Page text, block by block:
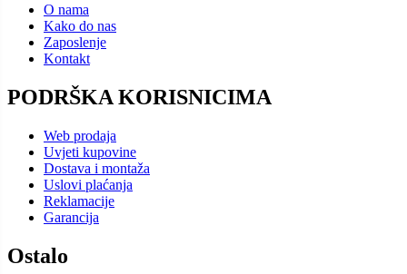
O nama
Kako do nas
Zaposlenje
Kontakt
PODRŠKA KORISNICIMA
Web prodaja
Uvjeti kupovine
Dostava i montaža
Uslovi plaćanja
Reklamacije
Garancija
Ostalo